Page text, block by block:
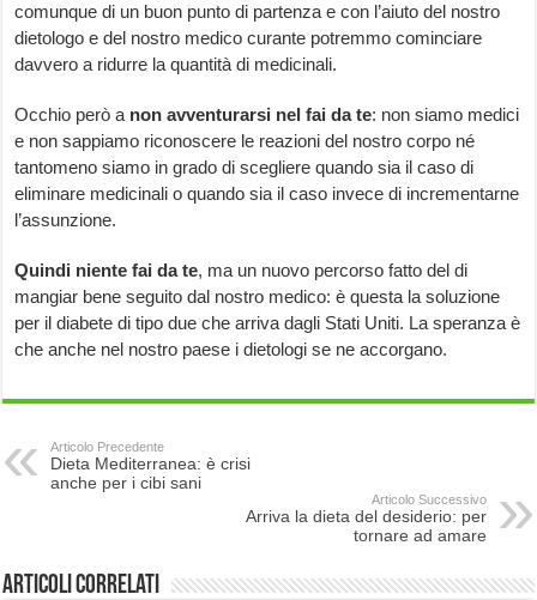
comunque di un buon punto di partenza e con l’aiuto del nostro
dietologo e del nostro medico curante potremmo cominciare
davvero a ridurre la quantità di medicinali.
Occhio però a non avventurarsi nel fai da te: non siamo medici
e non sappiamo riconoscere le reazioni del nostro corpo né
tantomeno siamo in grado di scegliere quando sia il caso di
eliminare medicinali o quando sia il caso invece di incrementarne
l’assunzione.
Quindi niente fai da te, ma un nuovo percorso fatto del di
mangiar bene seguito dal nostro medico: è questa la soluzione
per il diabete di tipo due che arriva dagli Stati Uniti. La speranza è
che anche nel nostro paese i dietologi se ne accorgano.
Articolo Precedente
Dieta Mediterranea: è crisi
anche per i cibi sani
Articolo Successivo
Arriva la dieta del desiderio: per
tornare ad amare
Articoli correlati